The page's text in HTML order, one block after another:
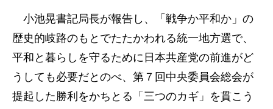
小池晃書記局長が報告し、「戦争か平和か」の
歴史的岐路のもとでたたかわれる統一地方選で、
平和と暮らしを守るために日本共産党の前進がど
うしても必要だとのべ、第７回中央委員会総会が
提起した勝利をかちとる「三つのカギ」を貫こう